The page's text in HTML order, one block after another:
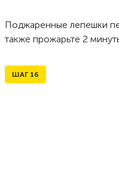
Поджаренные лепешки
также прожарьте 2
ШАГ 16